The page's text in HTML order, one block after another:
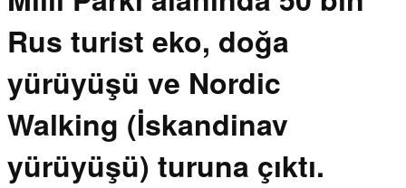
Rus turist eko, doğa
yürüyüşü ve Nordic
Walking (İskandinav
yürüyüşü) turuna çıktı.